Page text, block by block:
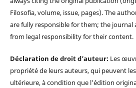
Filosofia, volume, issue, pages). The
are fully responsible for them; the journal
from legal responsibility for their content.
Déclaration de droit d’auteur: Les
propriété de leurs auteurs, qui peuvent
ultérieure, à condition que l'édition